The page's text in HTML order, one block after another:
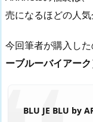
売になるほどの人気
今回筆者が購入した
ーブルーバイアーク
BLU JE BLU by